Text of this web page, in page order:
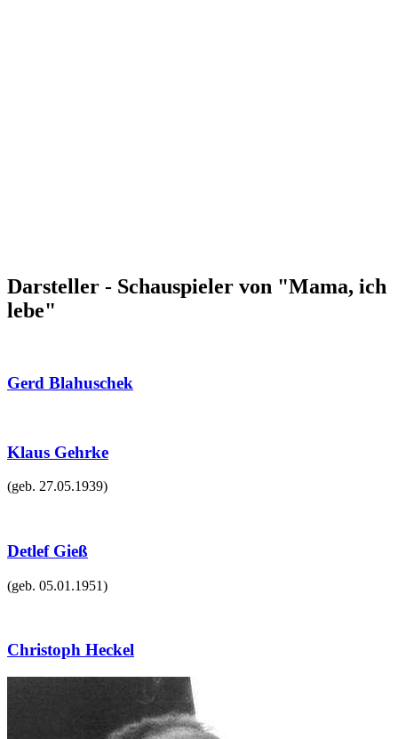
Darsteller - Schauspieler von "Mama, ich
lebe"
Gerd Blahuschek
Klaus Gehrke
(geb. 27.05.1939)
Detlef Gieß
(geb. 05.01.1951)
Christoph Heckel